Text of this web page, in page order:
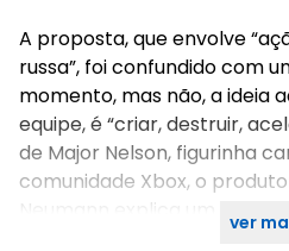
A proposta, que envolve
russa”, foi confundido com
momento, mas não, a ideia
equipe, é “criar, destruir,
de Major Nelson, figurinha
comunidade Xbox, o
Neumann explica um pouco
ver